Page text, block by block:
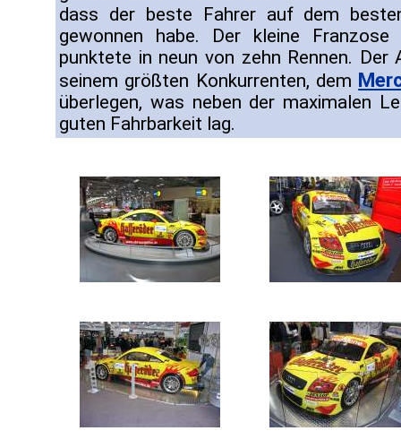
dass der beste Fahrer auf dem
gewonnen habe. Der kleine
punktete in neun von zehn Rennen. Der
seinem größten Konkurrenten, dem
überlegen, was neben der maximalen
guten Fahrbarkeit lag.